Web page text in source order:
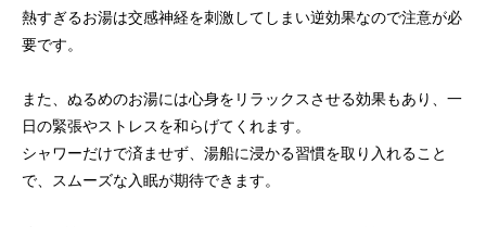
熱すぎるお湯は交感神経を刺激してしまい逆効果なので注意が必
要です。
また、ぬるめのお湯には心身をリラックスさせる効果もあり、一
日の緊張やストレスを和らげてくれます。
シャワーだけで済ませず、湯船に浸かる習慣を取り入れること
で、スムーズな入眠が期待できます。